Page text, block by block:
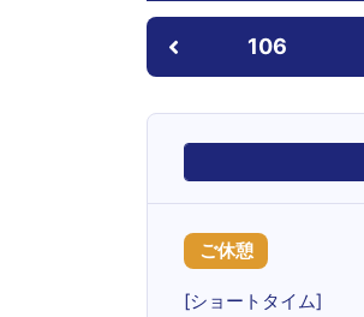
106
ご休憩
[ショートタイム]